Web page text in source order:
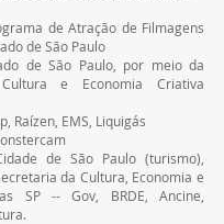
de Atração de Filmagens
de São Paulo
de São Paulo, por meio da
e Economia Criativa
Raízen, EMS, Liquigás
de São Paulo (turismo),
da Cultura, Economia e
SP -- Gov, BRDE, Ancine,